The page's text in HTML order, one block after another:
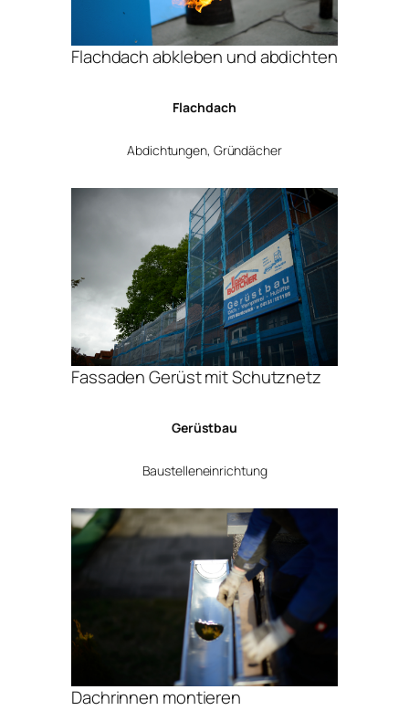
Flachdach abkleben und abdichten
Flachdach
Abdichtungen, Gründächer
Fassaden Gerüst mit Schutznetz
Gerüstbau
Baustelleneinrichtung
Dachrinnen montieren